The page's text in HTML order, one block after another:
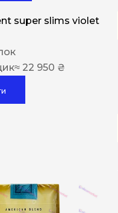
super slims violet
≈ 22 950 ₴